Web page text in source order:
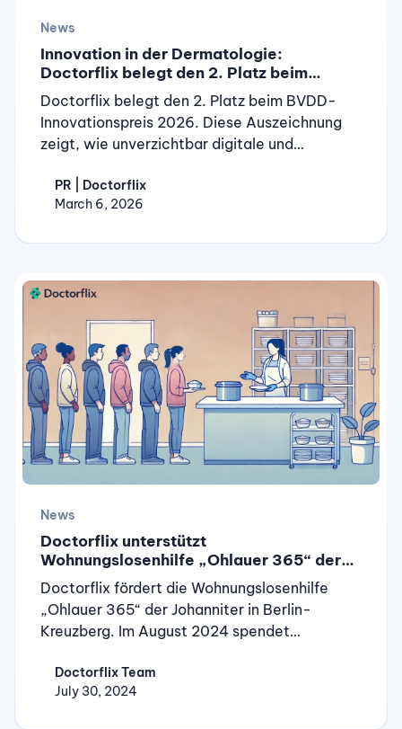
Experten ihres Fachgebiets referiert.
News
Innovation in der Dermatologie:
Doctorflix belegt den 2. Platz beim
BVDD-Innovationspreis 2026
Doctorflix belegt den 2. Platz beim BVDD-
Innovationspreis 2026. Diese Auszeichnung
zeigt, wie unverzichtbar digitale und
sind. Die Plattform wird für ihren Beitrag zur
Modernisierung der fachärztlichen Fortbildung
PR | Doctorflix
March 6, 2026
News
Doctorflix unterstützt
Wohnungslosenhilfe „Ohlauer 365“ der
Johanniter in Berlin-Kreuzberg
Doctorflix fördert die Wohnungslosenhilfe
„Ohlauer 365“ der Johanniter in Berlin-
Kreuzberg. Im August 2024 spendet
abgegebener Bewertung auf Google Reviews
oder Trustpilot an die Einrichtung.
Doctorflix Team
July 30, 2024